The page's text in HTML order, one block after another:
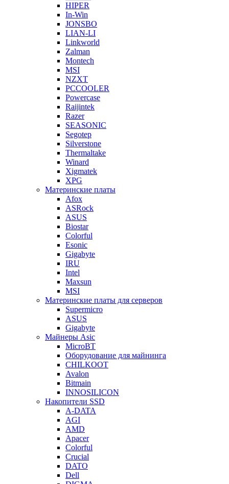
HIPER
In-Win
JONSBO
LIAN-LI
Linkworld
Zalman
Montech
MSI
NZXT
PCCOOLER
Powercase
Raijintek
Razer
SEASONIC
Segotep
Silverstone
Thermaltake
Winard
Xigmatek
XPG
Материнские платы
Afox
ASRock
ASUS
Biostar
Colorful
Esonic
Gigabyte
IRU
Intel
Maxsun
MSI
Материнские платы для серверов
Supermicro
ASUS
Gigabyte
Майнеры Asic
MicroBT
Оборудование для майнинга
CHILKOOT
Avalon
Bitmain
INNOSILICON
Накопители SSD
A-DATA
AGI
AMD
Apacer
Colorful
Crucial
DATO
Dell